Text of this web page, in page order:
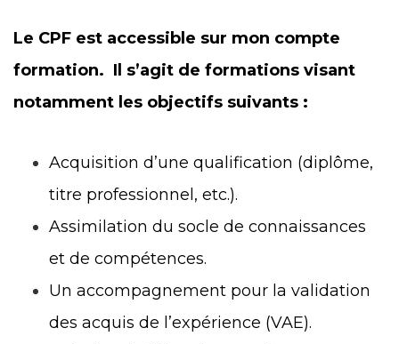
Le CPF est accessible sur mon compte
formation. Il s’agit de formations visant
notamment les objectifs suivants :
Acquisition d’une qualification (diplôme,
titre professionnel, etc.).
Assimilation du socle de connaissances
et de compétences.
Un accompagnement pour la validation
des acquis de l’expérience (VAE).